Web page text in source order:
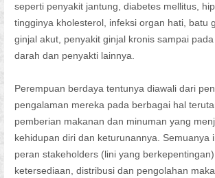
seperti penyakit jantung, diabetes mellitus,
tingginya kholesterol, infeksi organ hati, batu
ginjal akut, penyakit ginjal kronis sampai
darah dan penyakti lainnya.
Perempuan berdaya tentunya diawali dari
pengalaman mereka pada berbagai hal
pemberian makanan dan minuman yang
kehidupan diri dan keturunannya. Semuanya
peran stakeholders (lini yang
ketersediaan, distribusi dan pengolahan